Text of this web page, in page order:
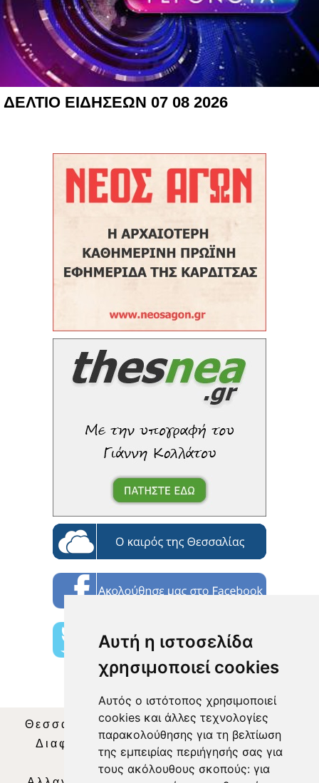
Αυτή η ιστοσελίδα
χρησιμοποιεί cookies
Αυτός ο ιστότοπος χρησιμοποιεί
cookies και άλλες τεχνολογίες
παρακολούθησης για τη βελτίωση
της εμπειρίας περιήγησής σας για
τους ακόλουθους σκοπούς: για
ΔΕΛΤΙΟ ΕΙΔΗΣΕΩΝ 07 08 2026
Θεσσαλία Τηλεόραση|SNG Services
Διαφήμιση | Όροι Χρήσης |Δήλωση
Απορρήτου |
Περιεχόμενο